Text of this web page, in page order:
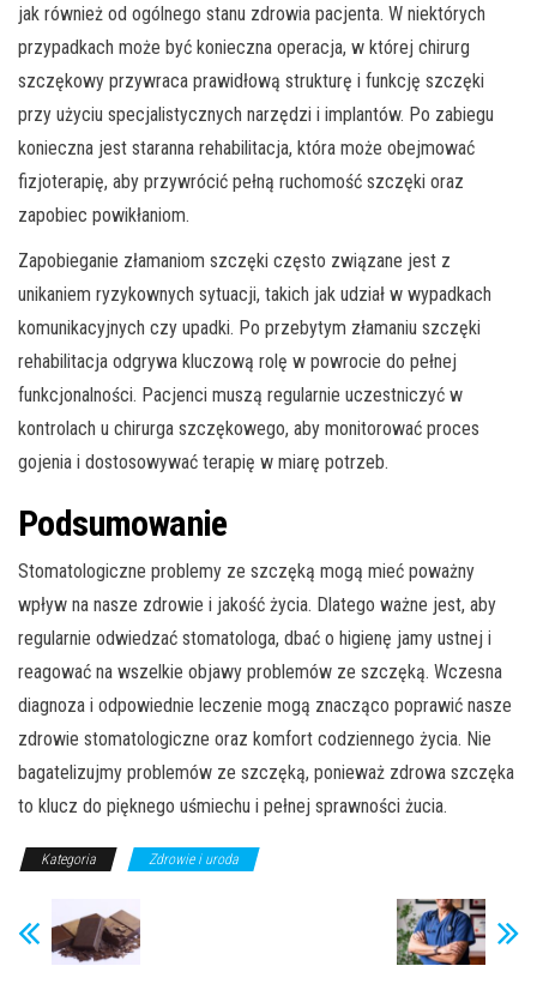
jak również od ogólnego stanu zdrowia pacjenta. W niektórych
przypadkach może być konieczna operacja, w której chirurg
szczękowy przywraca prawidłową strukturę i funkcję szczęki
przy użyciu specjalistycznych narzędzi i implantów. Po zabiegu
konieczna jest staranna rehabilitacja, która może obejmować
fizjoterapię, aby przywrócić pełną ruchomość szczęki oraz
zapobiec powikłaniom.
Zapobieganie złamaniom szczęki często związane jest z
unikaniem ryzykownych sytuacji, takich jak udział w wypadkach
komunikacyjnych czy upadki. Po przebytym złamaniu szczęki
rehabilitacja odgrywa kluczową rolę w powrocie do pełnej
funkcjonalności. Pacjenci muszą regularnie uczestniczyć w
kontrolach u chirurga szczękowego, aby monitorować proces
gojenia i dostosowywać terapię w miarę potrzeb.
Podsumowanie
Stomatologiczne problemy ze szczęką mogą mieć poważny
wpływ na nasze zdrowie i jakość życia. Dlatego ważne jest, aby
regularnie odwiedzać stomatologa, dbać o higienę jamy ustnej i
reagować na wszelkie objawy problemów ze szczęką. Wczesna
diagnoza i odpowiednie leczenie mogą znacząco poprawić nasze
zdrowie stomatologiczne oraz komfort codziennego życia. Nie
bagatelizujmy problemów ze szczęką, ponieważ zdrowa szczęka
to klucz do pięknego uśmiechu i pełnej sprawności żucia.
Kategoria Zdrowie i uroda